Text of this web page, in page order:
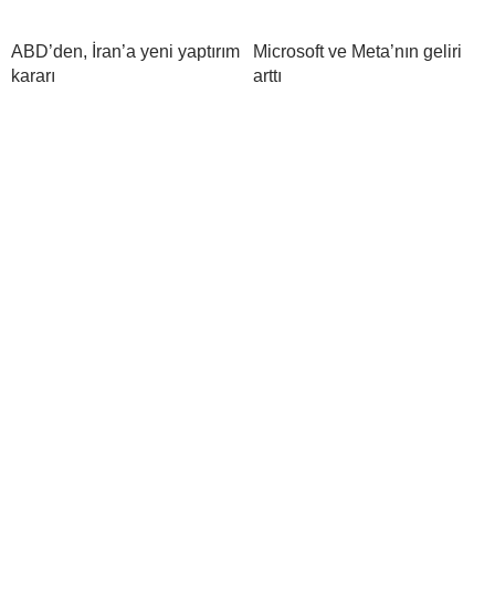
ABD’den, İran’a yeni yaptırım
kararı
Microsoft ve Meta’nın geliri
arttı